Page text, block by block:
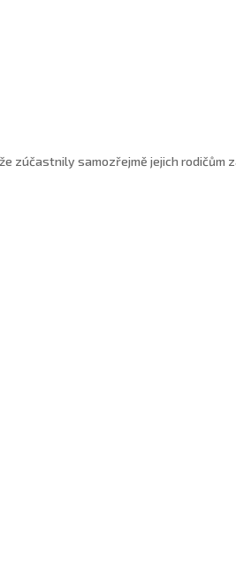
zúčastnily samozřejmě jejich rodičům